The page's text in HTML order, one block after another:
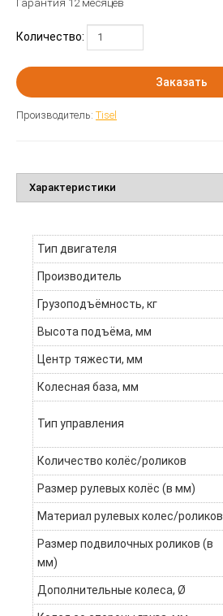
Гарантия 12 месяцев
Количество:
Заказать
Производитель: Tisel
Характеристики
Тип двигателя
Производитель
Грузоподъёмность, кг
Высота подъёма, мм
Центр тяжести, мм
Колесная база, мм
Тип управления
Количество колёс/роликов
Размер рулевых колёс (в мм)
Материал рулевых колес/роликов
Размер подвилочных роликов (в
мм)
Дополнительные колеса, Ø